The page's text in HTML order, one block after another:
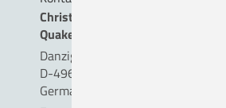
Christliches Krankenhaus
Quakenbrück gemeinnützige GmbH
Danziger Straße 2
D-49610 Quakenbrück
Germany